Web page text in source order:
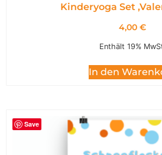
Kinderyoga Set
4,00 €
Enthält 19%
In den
Save